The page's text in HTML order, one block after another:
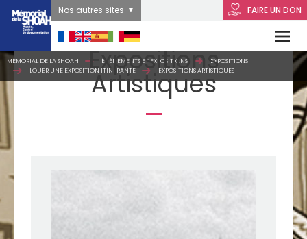
FAIRE UN DON
Nos autres sites
MÉMORIAL DE LA SHOAH ÉVÉNEMENTS ET EXPOSITIONS
EXPOSITIONS
LOUER UNE EXPOSITION ITINÉRANTE
EXPOSITIONS ARTISTIQUES
Expositions
Artistiques